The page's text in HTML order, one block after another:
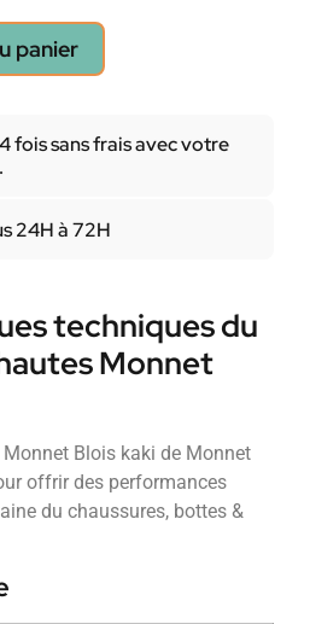
panier
fois sans frais avec votre
24H à 72H
techniques du
Monnet
Blois kaki de Monnet
offrir des performances
du chaussures, bottes &